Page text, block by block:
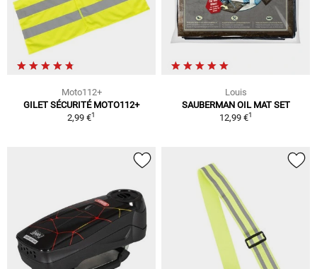
Moto112+
GILET SÉCURITÉ MOTO112+
2,99 €1
Louis
SAUBERMAN OIL MAT SET
12,99 €1